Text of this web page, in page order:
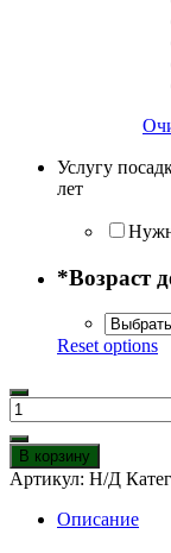
Услугу
лет
*Возраст
Reset options
Количество
товара
Яблоня
Народное
В корзину
Артикул: Н/Д
Описание